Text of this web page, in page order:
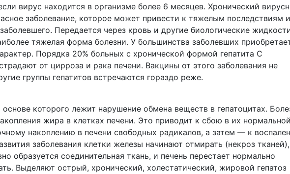
вирус находится в организме более 6 месяцев. Хронический
заболевание, которое может привести к тяжелым последствиям и
Передается через кровь и другие биологические
тяжелая форма болезни. У большинства заболевших
Порядка 20% больных с хронической формой гепатита С
от цирроза и рака печени. Вакцины от этого заболевания не
группы гепатитов встречаются гораздо реже.
основе которого лежит нарушение обмена веществ в гепатоцитах.
жира в клетках печени. Это приводит к сбою в их нормальной
накоплению в печени свободных радикалов, а затем — к
заболевания клетки железы начинают отмирать (некроз
образуется соединительная ткань, и печень перестает нормально
Выделяют острый, хронический, холестатический, жировой гепатоз